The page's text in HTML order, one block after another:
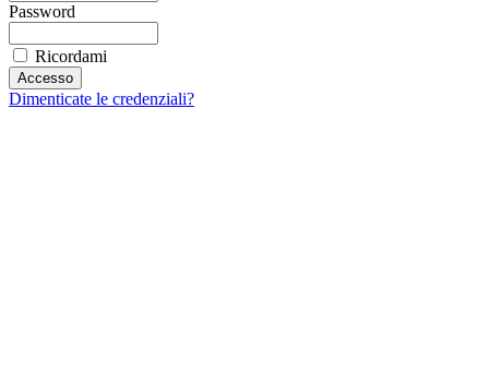
Password
Ricordami
Dimenticate le credenziali?